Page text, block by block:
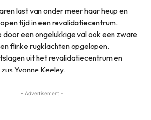
last van onder meer haar heup en
tijd in een revalidatiecentrum.
door een ongelukkige val ook een zware
flinke rugklachten opgelopen.
uit het revalidatiecentrum en
Yvonne Keeley.
- Advertisement -